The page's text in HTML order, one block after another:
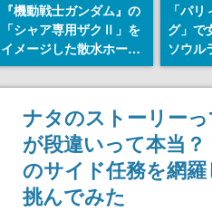
『機動戦士ガンダム』の
「シャア専用ザクⅡ」を
イメージした散水ホース
リールが予約開始。本体
にはシャアのパーソナル
マークやジオン公国軍の
エンブレム、型式番号な
どを配置
「パ
グ」で
ソウル
『小早
イク』
失敗
DIED」
ナタのストーリー
が段違いって本当
のサイド任務を網
挑んでみた